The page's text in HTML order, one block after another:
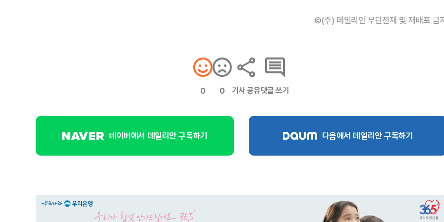
©(주) 데일리안 무단전재 및 재배포 금
0 0 기사 공유댓글 쓰기
네이버에서 데일리안 구독하기 다음에서 데일리안 구독하기